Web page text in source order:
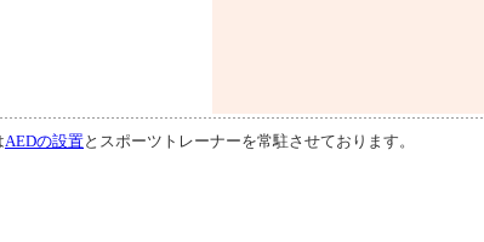
AEDの設置とスポーツトレーナーを常駐させております。